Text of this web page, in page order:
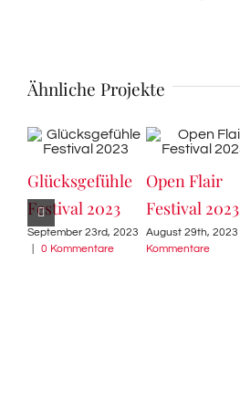
Ähnliche Projekte
Glücksgefühle
Festival 2023
September 23rd, 2023
0 Kommentare
Open Flair
Festival 2023
August 29th, 2023
Kommentare